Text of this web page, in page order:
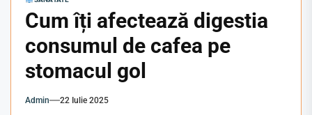
Cum îți afectează digestia
consumul de cafea pe
stomacul gol
Admin 22 Iulie 2025